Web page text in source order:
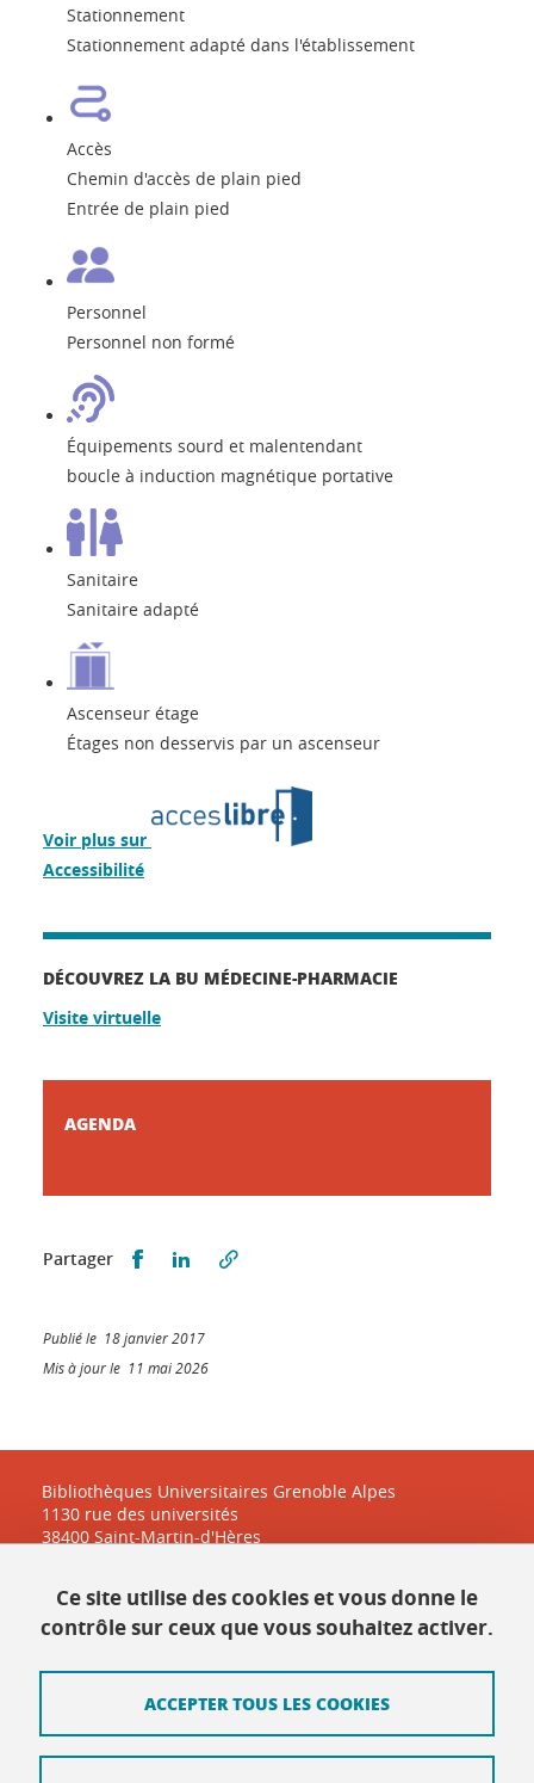
Stationnement
Stationnement adapté dans l'établissement
Accès
Chemin d'accès de plain pied
Entrée de plain pied
Personnel
Personnel non formé
Équipements sourd et malentendant
boucle à induction magnétique portative
Sanitaire
Sanitaire adapté
Ascenseur étage
Étages non desservis par un ascenseur
Voir plus sur
Accessibilité
DÉCOUVREZ LA BU MÉDECINE-PHARMACIE
Visite virtuelle
AGENDA
Partager Partager sur Facebook
Partager sur LinkedIn
Publié le 18 janvier 2017
Mis à jour le 11 mai 2026
Bibliothèques Universitaires Grenoble Alpes
1130 rue des universités
38400 Saint-Martin-d'Hères
Contact
Plan du site
Mentions légales
Données personnelles
Ce site utilise des cookies et vous donne le
contrôle sur ceux que vous souhaitez activer.
ACCEPTER TOUS LES COOKIES